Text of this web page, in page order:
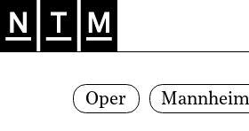
Zur
Oper